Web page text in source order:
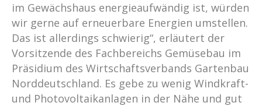
im Gewächshaus energieaufwändig ist, würden
wir gerne auf erneuerbare Energien umstellen.
Das ist allerdings schwierig“, erläutert der
Vorsitzende des Fachbereichs Gemüsebau im
Präsidium des Wirtschaftsverbands Gartenbau
Norddeutschland. Es gebe zu wenig Windkraft-
und Photovoltaikanlagen in der Nähe und gut